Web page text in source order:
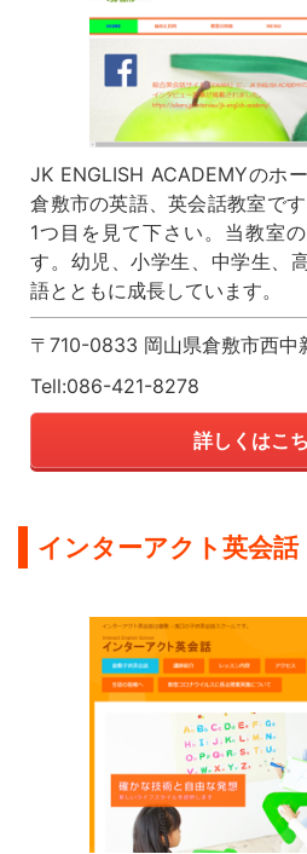
JK ENGLISH ACADEMYのホ
倉敷市の英語、英会話教室で
1つ目を見て下さい。当教室
す。幼児、小学生、中学生、
語とともに成長しています。
〒710-0833 岡山県倉敷市西中
Tell:086-421-8278
詳しくはこ
インターアクト英会話